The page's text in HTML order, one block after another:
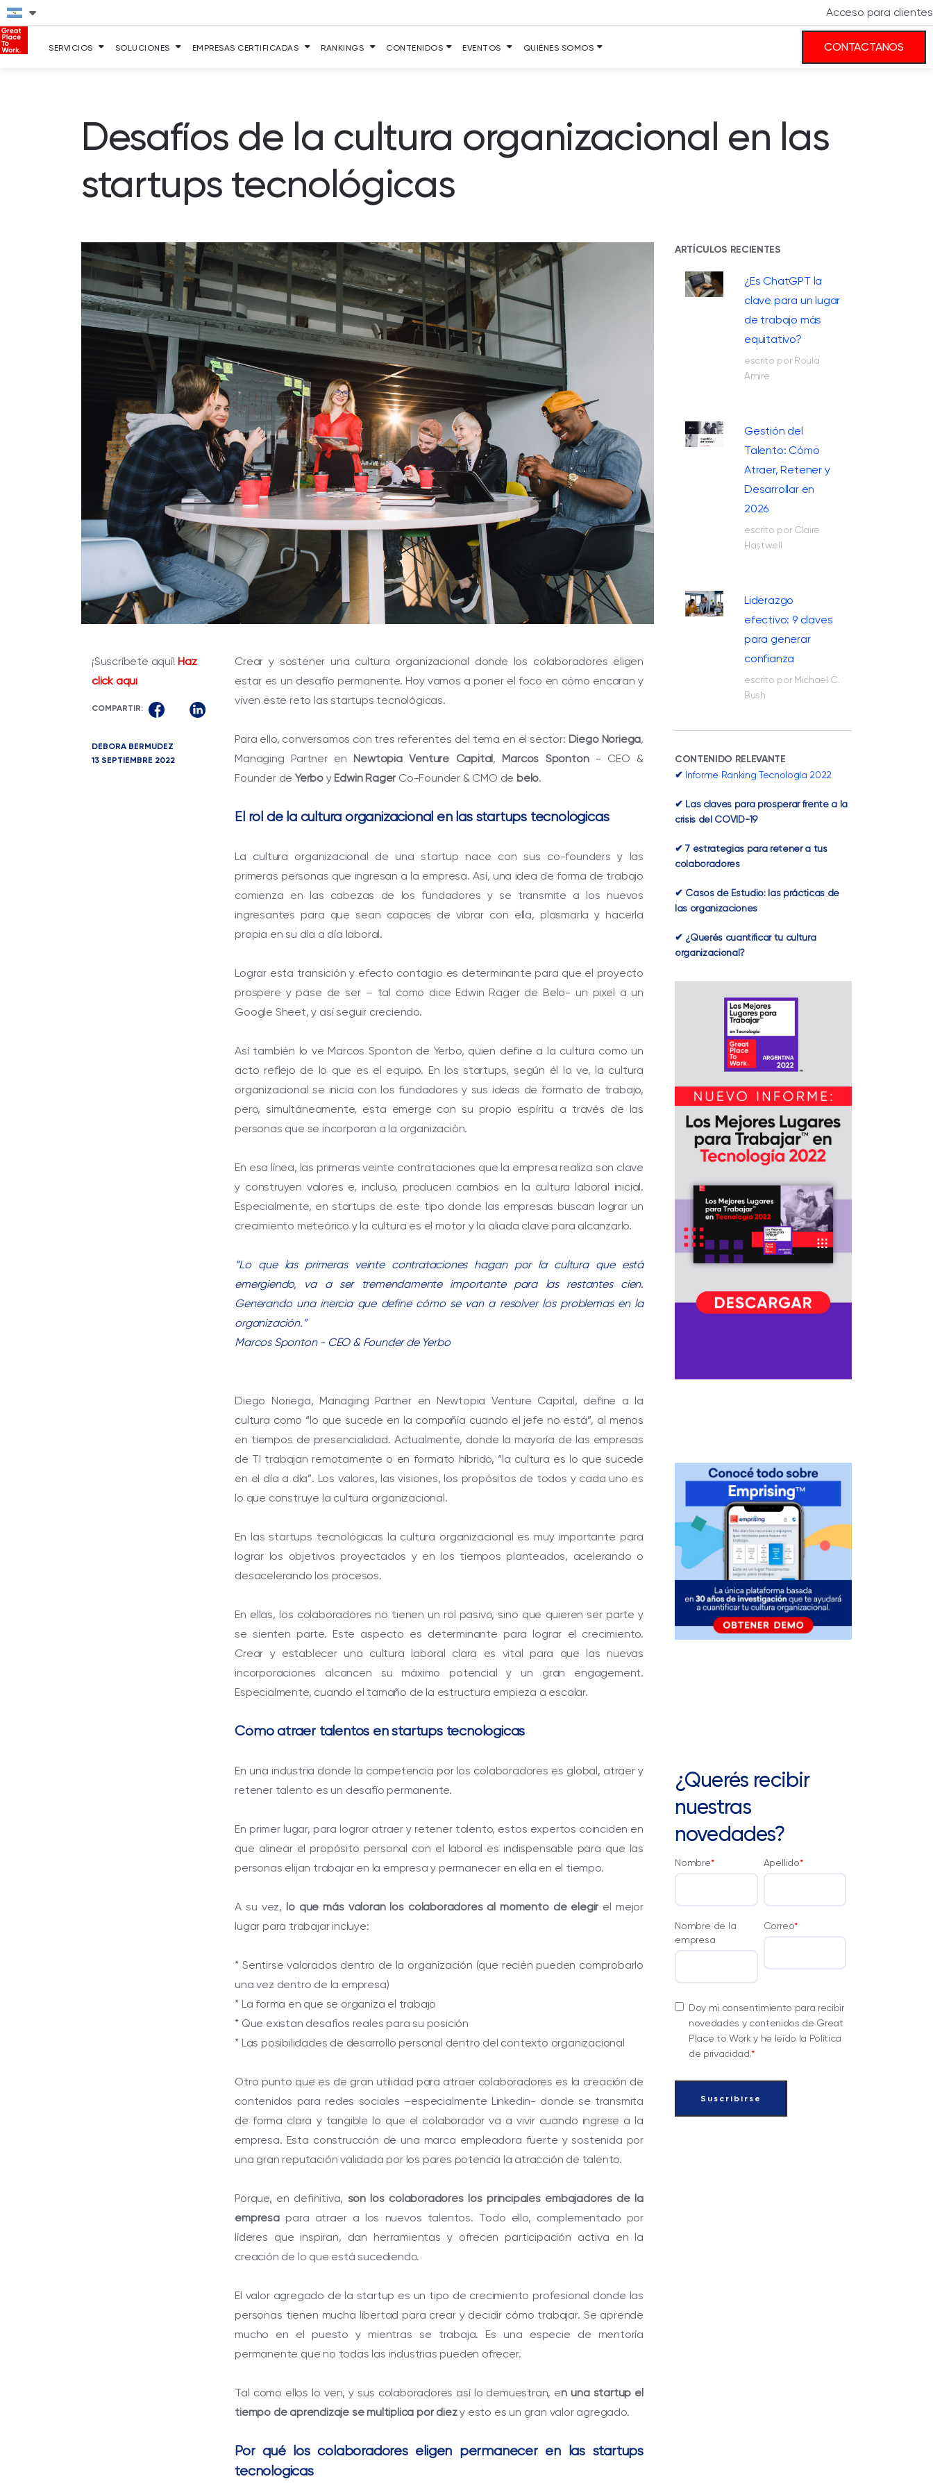
Acceso para clientes
SERVICIOS SOLUCIONES EMPRESAS CERTIFICADAS RANKINGS CONTENIDOS EVENTOS QUIÉNES SOMOS CONTACTANOS
Desafíos de la cultura organizacional en las
startups tecnológicas
¡Suscríbete aquí!Haz
click aquí
COMPARTIR:
DEBORA BERMUDEZ
13 SEPTIEMBRE 2022
Crear y sostener una cultura organizacional donde los colaboradores eligen
estar es un desafío permanente. Hoy vamos a poner el foco en cómo encaran y
viven este reto las startups tecnológicas.
Para ello, conversamos con tres referentes del tema en el sector: Diego Noriega,
Managing Partner en Newtopia Venture Capital, Marcos Sponton- CEO &
Founder de Yerbo y Edwin Rager Co-Founder & CMO de belo.
El rol de la cultura organizacional en las startups tecnológicas
La cultura organizacional de una startup nace con sus co-founders y las
primeras personas que ingresan a la empresa. Así, una idea de forma de trabajo
comienza en las cabezas de los fundadores y se transmite a los nuevos
ingresantes para que sean capaces de vibrar con ella, plasmarla y hacerla
propia en su día a día laboral.
Lograr esta transición y efecto contagio es determinante para que el proyecto
prospere y pase de ser – tal como dice Edwin Rager de Belo- un pixel a un
Google Sheet, y así seguir creciendo.
Así también lo ve Marcos Sponton de Yerbo, quien define a la cultura como un
acto reflejo de lo que es el equipo. En los startups, según él lo ve, la cultura
organizacional se inicia con los fundadores y sus ideas de formato de trabajo,
pero, simultáneamente, esta emerge con su propio espíritu a través de las
personas que se incorporan a la organización.
En esa línea, las primeras veinte contrataciones que la empresa realiza son clave
y construyen valores e, incluso, producen cambios en la cultura laboral inicial.
Especialmente, en startups de este tipo donde las empresas buscan lograr un
crecimiento meteórico y la cultura es el motor y la aliada clave para alcanzarlo.
“Lo que las primeras veinte contrataciones hagan por la cultura que está
emergiendo, va a ser tremendamente importante para las restantes cien.
Generando una inercia que define cómo se van a resolver los problemas en la
organización.”
Marcos Sponton - CEO & Founder de Yerbo
Diego Noriega, Managing Partner en Newtopia Venture Capital, define a la
cultura como “lo que sucede en la compañía cuando el jefe no está”, al menos
en tiempos de presencialidad. Actualmente, donde la mayoría de las empresas
de TI trabajan remotamente o en formato híbrido, “la cultura es lo que sucede
en el día a día”. Los valores, las visiones, los propósitos de todos y cada uno es
lo que construye la cultura organizacional.
En las startups tecnológicas la cultura organizacional es muy importante para
lograr los objetivos proyectados y en los tiempos planteados, acelerando o
desacelerando los procesos.
En ellas, los colaboradores no tienen un rol pasivo, sino que quieren ser parte y
se sienten parte. Este aspecto es determinante para lograr el crecimiento.
Crear y establecer una cultura laboral clara es vital para que las nuevas
incorporaciones alcancen su máximo potencial y un gran engagement.
Especialmente, cuando el tamaño de la estructura empieza a escalar.
Cómo atraer talentos en startups tecnológicas
En una industria donde la competencia por los colaboradores es global, atraer y
retener talento es un desafío permanente.
En primer lugar, para lograr atraer y retener talento, estos expertos coinciden en
que alinear el propósito personal con el laboral es indispensable para que las
personas elijan trabajar en la empresa y permanecer en ella en el tiempo.
A su vez, lo que más valoran los colaboradores al momento de elegir el mejor
lugar para trabajar incluye:
* Sentirse valorados dentro de la organización (que recién pueden comprobarlo
una vez dentro de la empresa)
* La forma en que se organiza el trabajo
* Que existan desafíos reales para su posición
* Las posibilidades de desarrollo personal dentro del contexto organizacional
Otro punto que es de gran utilidad para atraer colaboradores es la creación de
contenidos para redes sociales –especialmente Linkedin- donde se transmita
de forma clara y tangible lo que el colaborador va a vivir cuando ingrese a la
empresa. Esta construcción de una marca empleadora fuerte y sostenida por
una gran reputación validada por los pares potencia la atracción de talento.
Porque, en definitiva, son los colaboradores los principales embajadores de la
empresapara atraer a los nuevos talentos. Todo ello, complementado por
líderes que inspiran, dan herramientas y ofrecen participación activa en la
creación de lo que está sucediendo.
El valor agregado de la startup es un tipo de crecimiento profesional donde las
personas tienen mucha libertad para crear y decidir cómo trabajar. Se aprende
mucho en el puesto y mientras se trabaja. Es una especie de mentoría
permanente que no todas las industrias pueden ofrecer.
Tal como ellos lo ven, y sus colaboradores así lo demuestran, en una startup el
tiempo de aprendizaje se multiplica por diezy esto es un gran valor agregado.
Por qué los colaboradores eligen permanecer en las startups
tecnológicas
ARTÍCULOS RECIENTES
¿Es ChatGPT la
clave para un lugar
de trabajo más
equitativo?
escrito por Roula
Amire
Gestión del
Talento: Cómo
Atraer, Retener y
Desarrollar en
2026
escrito por Claire
Hastwell
Liderazgo
efectivo: 9 claves
para generar
confianza
escrito por Michael C.
Bush
CONTENIDO RELEVANTE
✔ Informe Ranking Tecnología 2022
✔ Las claves para prosperar frente a la
crisis del COVID-19
✔ 7 estrategias para retener a tus
colaboradores
✔ Casos de Estudio: las prácticas de
las organizaciones
✔ ¿Querés cuantificar tu cultura
organizacional?
¿Querés recibir
nuestras
novedades?
Nombre* Apellido*
Nombre de la
empresa
Correo*
Doy mi consentimiento para recibir
novedades y contenidos de Great
Place to Work y he leído la Política
de privacidad.*